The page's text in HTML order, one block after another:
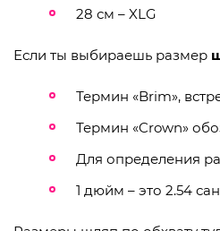
28 см – XLG
Если ты выбираешь размер
Термин «Brim»,
Термин «Crown»
Для определения
1 дюйм – это 2.54